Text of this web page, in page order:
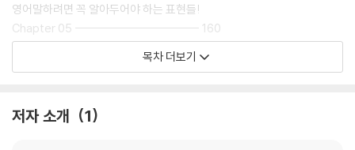
영어말하려면 꼭 알아두어야 하는 표현들!
Chapter 05 -------------------------- 160
말하고 싶었지만 쑥스러워 망설였던 표현들!
Chapter 06 -------------------------- 204
네이티브나 쓰는 걸로 겁먹었던 표현들!
목차 더보기
저자 소개 1